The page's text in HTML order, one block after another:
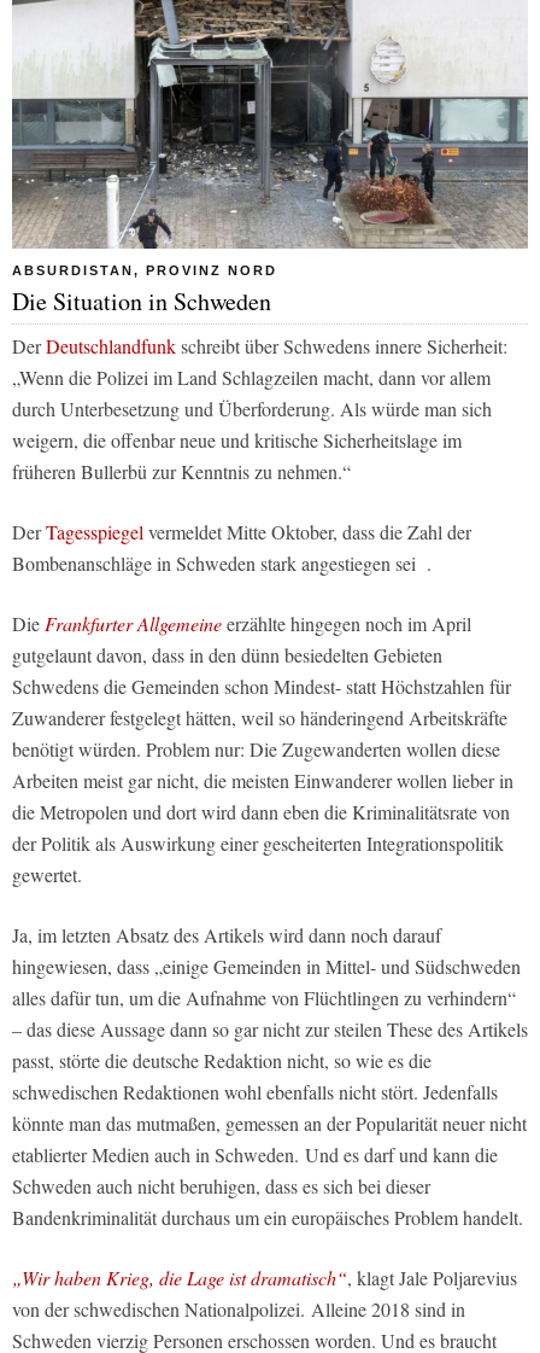
ABSURDISTAN, PROVINZ NORD
Die Situation in Schweden
DerDeutschlandfunkschreibt über Schwedens innere Sicherheit:
„Wenn die Polizei im Land Schlagzeilen macht, dann vor allem
durch Unterbesetzung und Überforderung. Als würde man sich
weigern, die offenbar neue und kritische Sicherheitslage im
früheren Bullerbü zur Kenntnis zu nehmen.“
DerTagesspiegelvermeldet Mitte Oktober, dass die Zahl der
Bombenanschläge in Schweden stark angestiegen sei .
DieFrankfurter Allgemeineerzählte hingegen noch im April
gutgelaunt davon, dass in den dünn besiedelten Gebieten
Schwedens die Gemeinden schon Mindest- statt Höchstzahlen für
Zuwanderer festgelegt hätten, weil so händeringend Arbeitskräfte
benötigt würden. Problem nur: Die Zugewanderten wollen diese
Arbeiten meist gar nicht, die meisten Einwanderer wollen lieber in
die Metropolen und dort wird dann eben die Kriminalitätsrate von
der Politik als Auswirkung einer gescheiterten Integrationspolitik
gewertet.
Ja, im letzten Absatz des Artikels wird dann noch darauf
hingewiesen, dass „einige Gemeinden in Mittel- und Südschweden
alles dafür tun, um die Aufnahme von Flüchtlingen zu verhindern“
– das diese Aussage dann so gar nicht zur steilen These des Artikels
passt, störte die deutsche Redaktion nicht, so wie es die
schwedischen Redaktionen wohl ebenfalls nicht stört. Jedenfalls
könnte man das mutmaßen, gemessen an der Popularität neuer nicht
etablierter Medien auch in Schweden. Und es darf und kann die
Schweden auch nicht beruhigen, dass es sich bei dieser
Bandenkriminalität durchaus um ein europäisches Problem handelt.
„Wir haben Krieg, die Lage ist dramatisch“, klagt Jale Poljarevius
von der schwedischen Nationalpolizei. Alleine 2018 sind in
Schweden vierzig Personen erschossen worden. Und es braucht